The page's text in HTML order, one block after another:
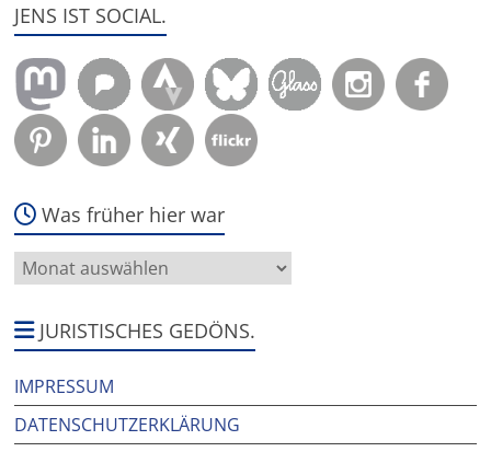
JENS IST SOCIAL.
Was früher hier war
Was
früher
warJURISTISCHES GEDÖNS.
IMPRESSUM
DATENSCHUTZERKLÄRUNG